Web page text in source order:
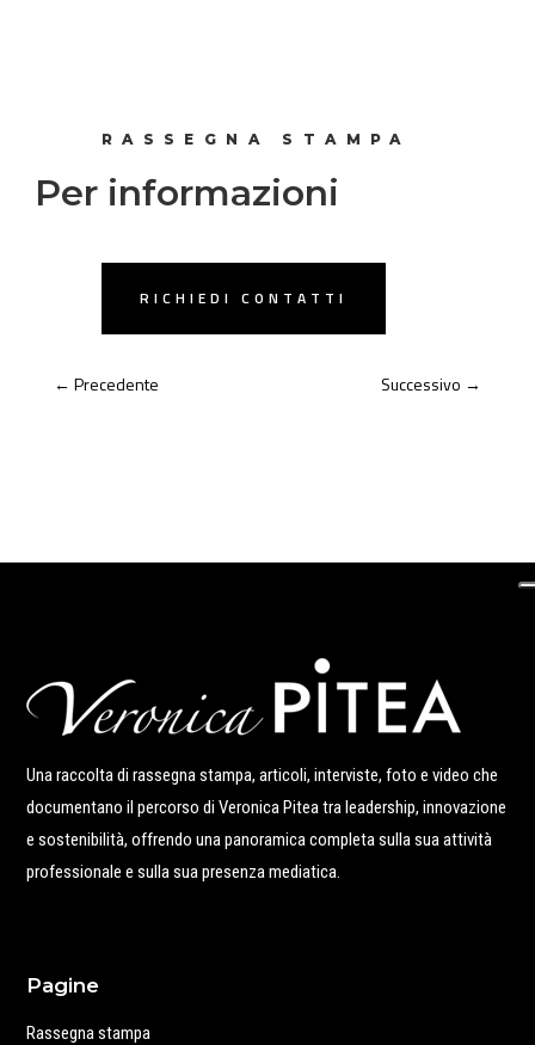
RASSEGNA STAMPA
Per informazioni
RICHIEDI CONTATTI
← Precedente Successivo →
Una raccolta di rassegna stampa, articoli, interviste, foto e video che
documentano il percorso di Veronica Pitea tra leadership, innovazione
e sostenibilità, offrendo una panoramica completa sulla sua attività
professionale e sulla sua presenza mediatica.
Pagine
Rassegna stampa